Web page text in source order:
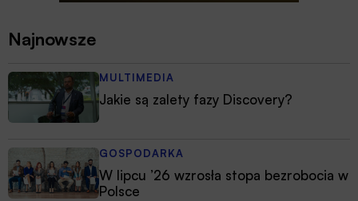
Najnowsze
MULTIMEDIA
Jakie są zalety fazy Discovery?
GOSPODARKA
W lipcu ’26 wzrosła stopa bezrobocia w
Polsce